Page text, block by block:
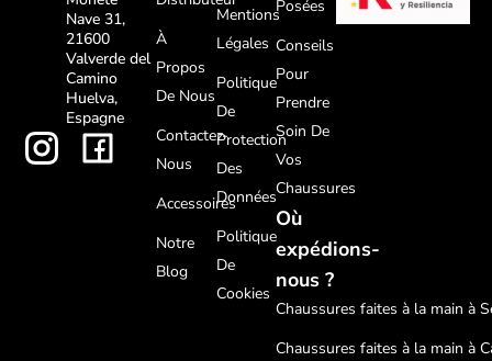
Nave 31,
21600
Valverde del
Camino
Huelva,
Espagne
À
Propos
De Nous
Contactez-
Nous
Accessoires
Notre
Blog
Mentions
Légales
Politique
De
Protection
Des
Données
Politique
De
Cookies
Posées
Conseils
Pour
Prendre
Soin De
Vos
Chaussures
Où
expédions-
nous ?
Chaussures faites à la main à
Chaussures faites à la main à